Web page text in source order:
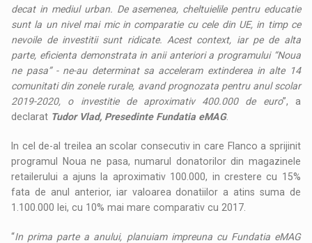
decat in mediul urban. De asemenea, cheltuielile pentru educatie
sunt la un nivel mai mic in comparatie cu cele din UE, in timp ce
nevoile de investitii sunt ridicate. Acest context, iar pe de alta
parte, eficienta demonstrata in anii anteriori a programului “Noua
ne pasa” - ne-au determinat sa acceleram extinderea in alte 14
comunitati din zonele rurale, avand prognozata pentru anul scolar
2019-2020, o investitie de aproximativ 400.000 de euro”, a
declarat Tudor Vlad, Presedinte Fundatia eMAG.
In cel de-al treilea an scolar consecutiv in care Flanco a sprijinit
programul Noua ne pasa, numarul donatorilor din magazinele
retailerului a ajuns la aproximativ 100.000, in crestere cu 15%
fata de anul anterior, iar valoarea donatiilor a atins suma de
1.100.000 lei, cu 10% mai mare comparativ cu 2017.
“In prima parte a anului, planuiam impreuna cu Fundatia eMAG